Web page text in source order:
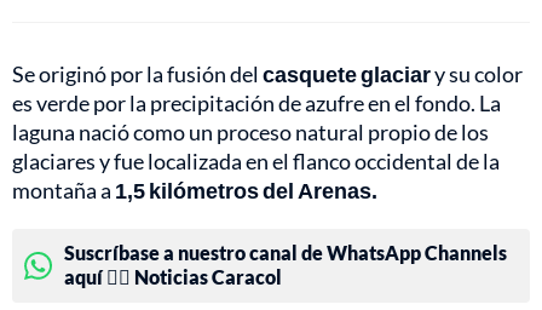
Se originó por la fusión delcasquete glaciary su color
es verde por la precipitación de azufre en el fondo. La
laguna nació como un proceso natural propio de los
glaciares y fue localizada en el flanco occidental de la
montaña a 1,5 kilómetros del Arenas.
Suscríbase a nuestro canal de WhatsApp Channels
aquí 👉🏻 Noticias Caracol